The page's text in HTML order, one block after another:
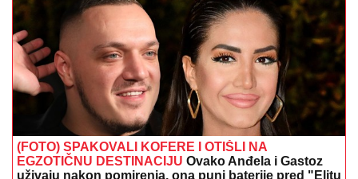
TUGA U DOMU PEVAČA
Umro mu je očuh, bio mu je
najveća podrška: "Počivaj u miru"
SLAVLJE U DOMU MARIJE
KILIBARDEObjavila sliku ćerkice i
naslednice Anđelke Prpić: Senja i
Čarna se drže za ruke, da se istopiš